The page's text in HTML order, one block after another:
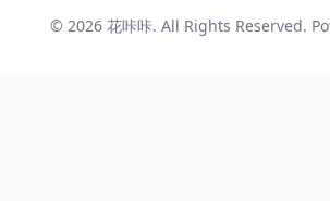
© 2026 花咔咔. All Rights Reserved.